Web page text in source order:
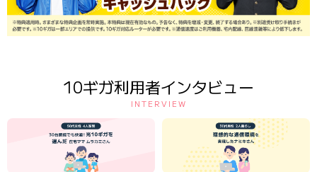
10ギガ利用者インタビュー
INTERVIEW